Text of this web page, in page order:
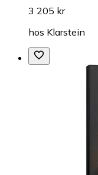
3 205 kr
hos Klarstein